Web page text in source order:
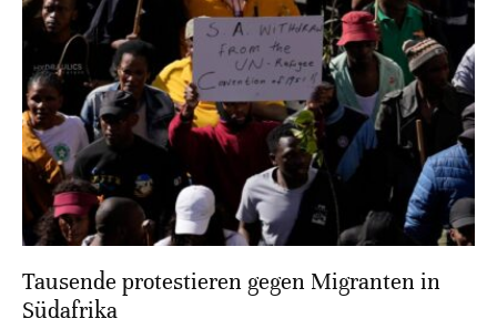
Tausende protestieren gegen Migranten in
Südafrika